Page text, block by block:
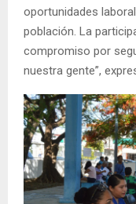
oportunidades
población. La
compromiso por
nuestra gente”,